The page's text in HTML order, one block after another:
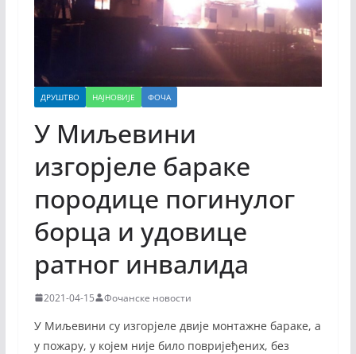
ДРУШТВО НАЈНОВИЈЕ ФОЧА
У Миљевини
изгорјеле бараке
породице погинулог
борца и удовице
ратног инвалида
2021-04-15 Фочанске новости
У Миљевини су изгорјеле двије монтажне бараке, а
у пожару, у којем није било повријеђених, без